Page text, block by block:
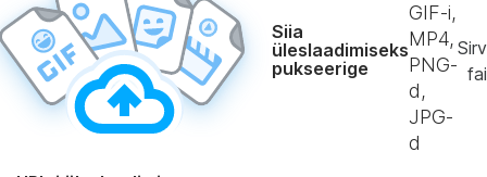
Siia
üleslaadimiseks
pukseerige
GIF-i,
MP4,
PNG-
d,
JPG-
d